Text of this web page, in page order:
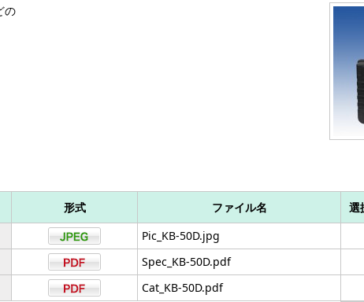
の
形式 ファイル名
選
Pic_KB-50D.jpg
Spec_KB-50D.pdf
Cat_KB-50D.pdf